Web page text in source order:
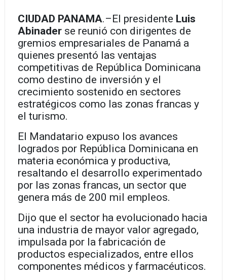
CIUDAD PANAMA.–El presidente Luis
Abinaderse reunió con dirigentes de
gremios empresariales de Panamá a
quienes presentó las ventajas
competitivas de República Dominicana
como destino de inversión y el
crecimiento sostenido en sectores
estratégicos como las zonas francas y
el turismo.
El Mandatario expuso los avances
logrados por República Dominicana en
materia económica y productiva,
resaltando el desarrollo experimentado
por las zonas francas, un sector que
genera más de 200 mil empleos.
Dijo que el sector ha evolucionado hacia
una industria de mayor valor agregado,
impulsada por la fabricación de
productos especializados, entre ellos
componentes médicos y farmacéuticos.